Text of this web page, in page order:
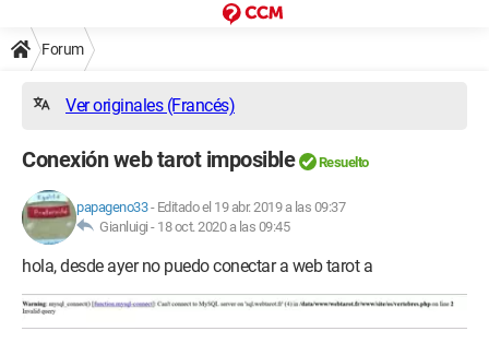
Forum
Ver originales (Francés)
Conexión web tarot imposible Resuelto
papageno33- Editado el 19 abr. 2019 a las 09:37
Gianluigi - 18 oct. 2020 a las 09:45
hola, desde ayer no puedo conectar a web tarot a